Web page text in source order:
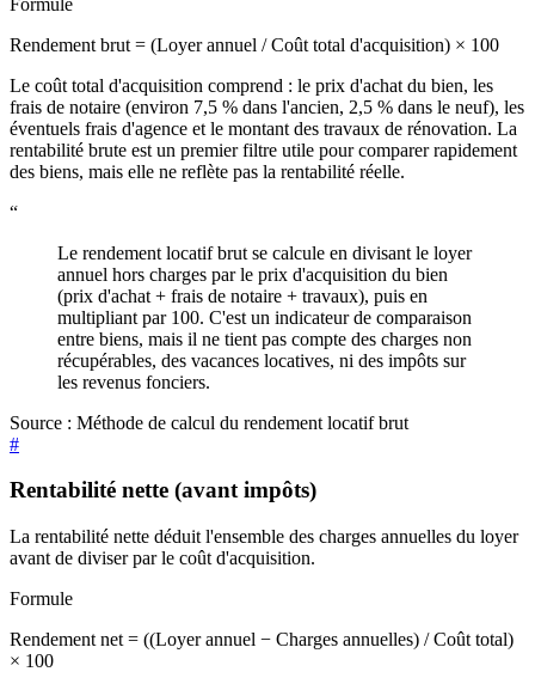
Rendement brut = (Loyer annuel / Coût total d'acquisition) × 100
Le coût total d'acquisition comprend : le prix d'achat du bien, les
frais de notaire (environ 7,5 % dans l'ancien, 2,5 % dans le neuf), les
éventuels frais d'agence et le montant des travaux de rénovation. La
rentabilité brute est un premier filtre utile pour comparer rapidement
des biens, mais elle ne reflète pas la rentabilité réelle.
“
Le rendement locatif brut se calcule en divisant le loyer
annuel hors charges par le prix d'acquisition du bien
(prix d'achat + frais de notaire + travaux), puis en
multipliant par 100. C'est un indicateur de comparaison
entre biens, mais il ne tient pas compte des charges non
récupérables, des vacances locatives, ni des impôts sur
les revenus fonciers.
Source : Méthode de calcul du rendement locatif brut
#
Rentabilité nette (avant impôts)
La rentabilité nette déduit l'ensemble des charges annuelles du loyer
avant de diviser par le coût d'acquisition.
Formule
Rendement net = ((Loyer annuel − Charges annuelles) / Coût total)
× 100